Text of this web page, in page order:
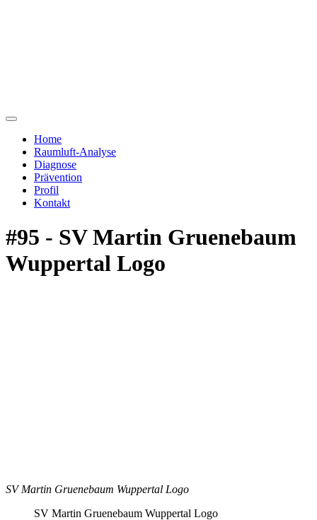
Home
Raumluft-Analyse
Diagnose
Prävention
Profil
Kontakt
#95 - SV Martin Gruenebaum
Wuppertal Logo
SV Martin Gruenebaum Wuppertal Logo
SV Martin Gruenebaum Wuppertal Logo